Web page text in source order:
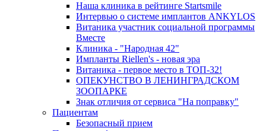
Наша клиника в рейтинге Startsmile
Интервью о системе имплантов ANKYLOS
Витаника участник социальной программы
Вместе
Клиника - "Народная 42"
Импланты Riellen's - новая эра
Витаника - первое место в ТОП-32!
ОПЕКУНСТВО В ЛЕНИНГРАДСКОМ
ЗООПАРКЕ
Знак отличия от сервиса "На поправку"
Пациентам
Безопасный прием